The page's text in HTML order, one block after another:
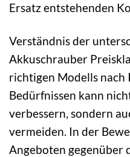
Ersatz entstehenden
Verständnis der
Akkuschrauber
richtigen Modells
Bedürfnissen kann
verbessern, sondern
vermeiden. In der
Angeboten gegenüber